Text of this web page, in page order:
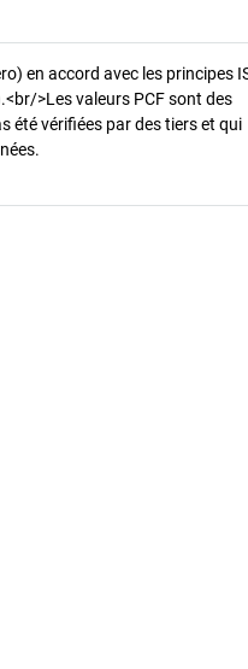
en accord avec les principes
>Les valeurs PCF sont des
été vérifiées par des tiers et qui